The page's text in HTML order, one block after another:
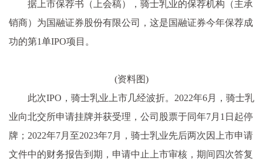
据上市保荐书（上会稿），骑士乳业的保荐机构（主承
销商）为国融证券股份有限公司，这是国融证券今年保荐成
功的第1单IPO项目。
(资料图)
此次IPO，骑士乳业上市几经波折。2022年6月，骑士乳
业向北交所申请挂牌并获受理，公司股票于同年7月1日起停
牌；2022年7月至2023年7月，骑士乳业先后两次因上市申请
文件中的财务报告到期，申请中止上市审核，期间四次答复